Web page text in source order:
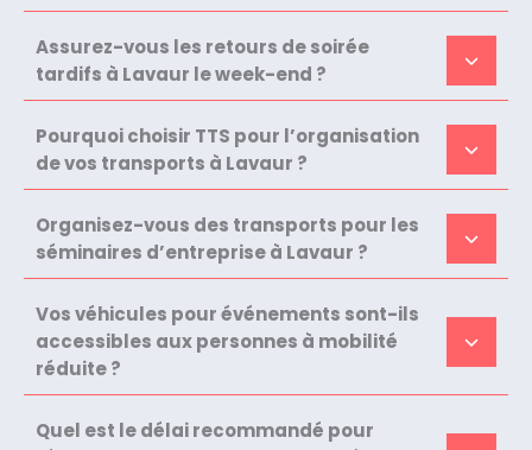
Assurez-vous les retours de soirée
tardifs à Lavaur le week-end ?
Pourquoi choisir TTS pour l’organisation
de vos transports à Lavaur ?
Organisez-vous des transports pour les
séminaires d’entreprise à Lavaur ?
Vos véhicules pour événements sont-ils
accessibles aux personnes à mobilité
réduite ?
Quel est le délai recommandé pour